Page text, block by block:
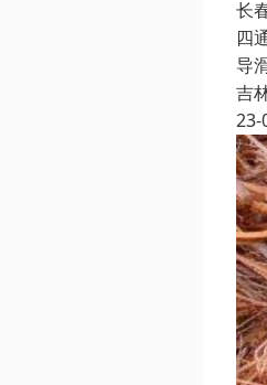
长
四
导
吉
23-